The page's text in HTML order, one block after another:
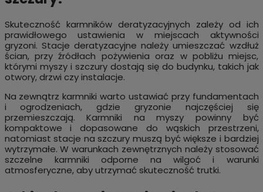
Skuteczność karmników deratyzacyjnych zależy od ich
prawidłowego ustawienia w miejscach aktywności
gryzoni. Stacje deratyzacyjne należy umieszczać wzdłuż
ścian, przy źródłach pożywienia oraz w pobliżu miejsc,
którymi myszy i szczury dostają się do budynku, takich jak
otwory, drzwi czy instalacje.
Na zewnątrz karmniki warto ustawiać przy fundamentach
i ogrodzeniach, gdzie gryzonie najczęściej się
przemieszczają. Karmniki na myszy powinny być
kompaktowe i dopasowane do wąskich przestrzeni,
natomiast stacje na szczury muszą być większe i bardziej
wytrzymałe. W warunkach zewnętrznych należy stosować
szczelne karmniki odporne na wilgoć i warunki
atmosferyczne, aby utrzymać skuteczność trutki.